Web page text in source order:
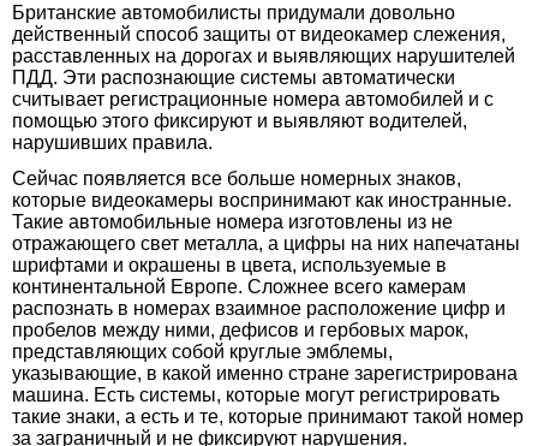
Британские автомобилисты придумали довольно
действенный способ защиты от видеокамер слежения,
расставленных на дорогах и выявляющих нарушителей
ПДД. Эти распознающие системы автоматически
считывает регистрационные номера автомобилей и с
помощью этого фиксируют и выявляют водителей,
нарушивших правила.
Сейчас появляется все больше номерных знаков,
которые видеокамеры воспринимают как иностранные.
Такие автомобильные номера изготовлены из не
отражающего свет металла, а цифры на них напечатаны
шрифтами и окрашены в цвета, используемые в
континентальной Европе. Сложнее всего камерам
распознать в номерах взаимное расположение цифр и
пробелов между ними, дефисов и гербовых марок,
представляющих собой круглые эмблемы,
указывающие, в какой именно стране зарегистрирована
машина. Есть системы, которые могут регистрировать
такие знаки, а есть и те, которые принимают такой номер
за заграничный и не фиксируют нарушения.